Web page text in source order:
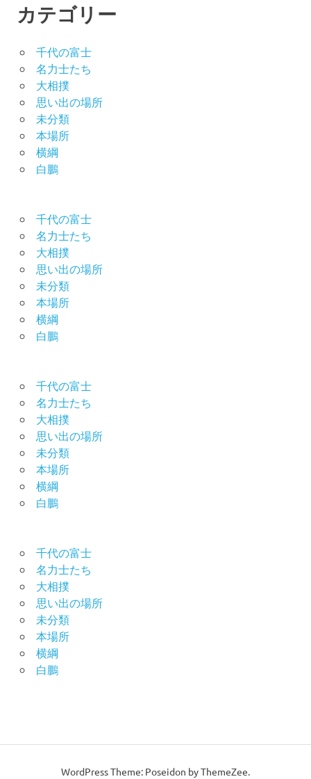
カテゴリー
千代の富士
名力士たち
大相撲
思い出の場所
未分類
本場所
横綱
白鵬
千代の富士
名力士たち
大相撲
思い出の場所
未分類
本場所
横綱
白鵬
千代の富士
名力士たち
大相撲
思い出の場所
未分類
本場所
横綱
白鵬
千代の富士
名力士たち
大相撲
思い出の場所
未分類
本場所
横綱
白鵬
WordPress Theme: Poseidon by ThemeZee.